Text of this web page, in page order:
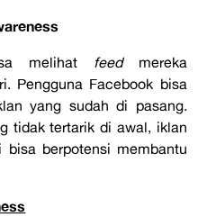
melihat feedmereka
Pengguna Facebook bisa
yang sudah di pasang.
tidak tertarik di awal, iklan
berpotensi membantu